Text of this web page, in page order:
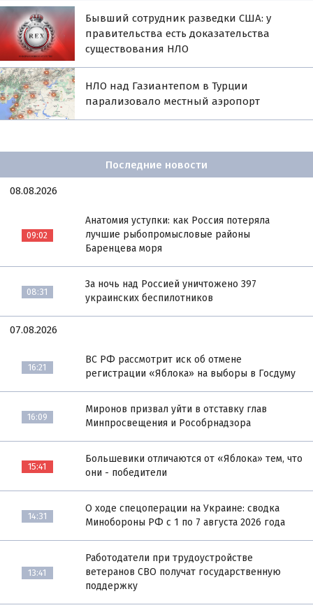
Бывший сотрудник разведки США: у
правительства есть доказательства
существования НЛО
НЛО над Газиантепом в Турции
парализовало местный аэропорт
Последние новости
08.08.2026
09:02
Анатомия уступки: как Россия потеряла
лучшие рыбопромысловые районы
Баренцева моря
08:31
За ночь над Россией уничтожено 397
украинских беспилотников
07.08.2026
16:21
ВС РФ рассмотрит иск об отмене
регистрации «Яблока» на выборы в Госдуму
16:09
Миронов призвал уйти в отставку глав
Минпросвещения и Рособрнадзора
15:41
Большевики отличаются от «Яблока» тем, что
они - победители
14:31
О ходе спецоперации на Украине: сводка
Минобороны РФ с 1 по 7 августа 2026 года
13:41
Работодатели при трудоустройстве
ветеранов СВО получат государственную
поддержку